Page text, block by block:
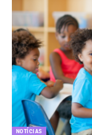
NOTÍCIAS